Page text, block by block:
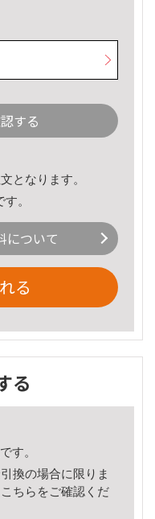
する
となります。
。
について
る
る
す。
換の場合に限りま
こちら をご確認くだ